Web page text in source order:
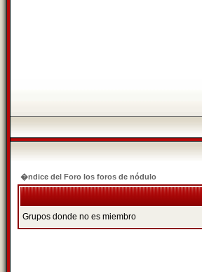
�ndice del Foro los foros de nódulo
Grupos donde no es miembro